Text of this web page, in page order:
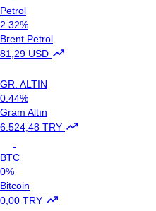
Petrol
2.32%
Brent Petrol
81,29 USD
GR. ALTIN
0.44%
Gram Altın
6.524,48 TRY
BTC
0%
Bitcoin
0,00 TRY